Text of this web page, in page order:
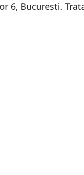
6, Bucuresti.